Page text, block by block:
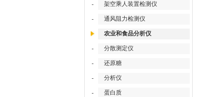
- 架空乘人装置检测仪
- 通风阻力检测仪
农业和食品分析仪
- 分散测定仪
- 还原糖
- 分析仪
- 蛋白质